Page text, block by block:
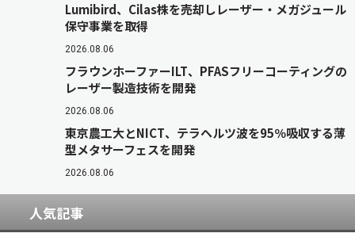
Lumibird、Cilas株を売却しレーザー・メガジュール
保守事業を取得
2026.08.06
フラウンホーファーILT、PFASフリーコーティングの
レーザー製造技術を開発
2026.08.06
東京農工大とNICT、テラヘルツ波を95％吸収する薄
型メタサーフェスを開発
2026.08.06
人気記事